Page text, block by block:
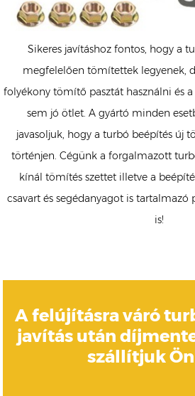
Sikeres javításhoz fontos, hogy a
megfelelően tömítettek legyenek,
folyékony tömítő pasztát használni és
sem jó ötlet. A gyártó minden
javasoljuk, hogy a turbó beépítés új
történjen. Cégünk a forgalmazott
kínál tömítés szettet illetve a
csavart és segédanyagot is
is!
A felújításra váró
javítás után
szállítjuk